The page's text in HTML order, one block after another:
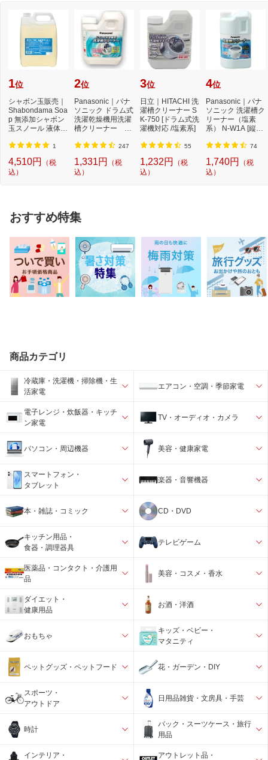
1位
シャボン玉販売｜
Shabondama Soa
p 無添加シャボン
玉スノール 液体タ
1
4,510円
（税
込）
2位
Panasonic｜パナ
ソニック ドラム式
洗濯乾燥機用洗濯
槽クリーナー N-
濯...
247
1,331円
（税
込）
3位
日立｜HITACHI 洗
濯槽クリーナー S
K-750 [ドラム式洗
濯機対応 /塩素系]
55
1,232円
（税
込）
4位
Panasonic｜パナ
ソニック 洗濯槽ク
リーナー（塩素
系） N-W1A [縦型
系...
74
1,740円
（税
込）
おすすめ特集
商品カテゴリ
冷蔵庫・洗濯機・掃除機・生
活家電
エアコン・空調・季節家電
電子レンジ・炊飯器・キッチ
ン家電
TV・オーディオ・カメラ
パソコン・周辺機器 美容・健康家電
スマートフォン・
タブレット
楽器・音響機器
本・雑誌・コミック CD・DVD
キッチン用品・
食器・調理器具
テレビゲーム
医薬品・コンタクト・介護用
品
美容・コスメ・香水
ダイエット・
健康用品
お酒・洋酒
おもちゃ
キッズ・ベビー・
マタニティ
ペットグッズ・ペットフード 花・ガーデン・DIY
スポーツ・
アウトドア
日用品雑貨・文房具・手芸
時計
バック・スーツケース・旅行
用品
インテリア・
アウトレット品・